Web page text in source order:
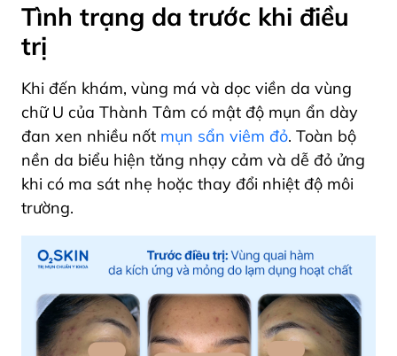
Tình trạng da trước khi điều
trị
Khi đến khám, vùng má và dọc viền da vùng
chữ U của Thành Tâm có mật độ mụn ẩn dày
đan xen nhiều nốt mụn sẩn viêm đỏ. Toàn bộ
nền da biểu hiện tăng nhạy cảm và dễ đỏ ửng
khi có ma sát nhẹ hoặc thay đổi nhiệt độ môi
trường.